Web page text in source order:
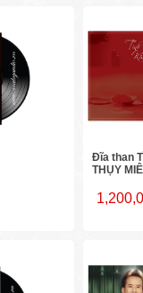
Đĩa than
THỤY